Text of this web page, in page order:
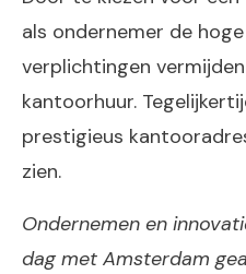
als ondernemer de
verplichtingen
kantoorhuur.
prestigieus
zien.
Ondernemen en
dag met Amsterdam